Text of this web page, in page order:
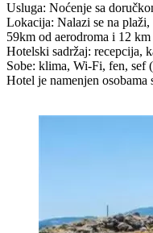
Usluga: Noćenje sa
Lokacija: Nalazi se na
59km od aerodroma i 12
Hotelski sadržaj: recepcija,
Sobe: klima, Wi-Fi, fen, sef
Hotel je namenjen